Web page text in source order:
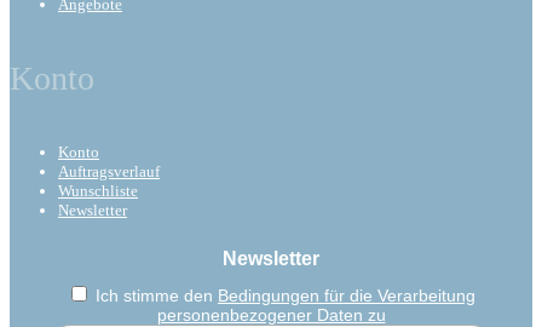
Angebote
Konto
Konto
Auftragsverlauf
Wunschliste
Newsletter
Newsletter
Ich stimme den Bedingungen für die Verarbeitung
personenbezogener Daten zu